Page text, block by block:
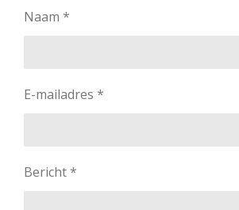
Naam *
E-mailadres *
Bericht *